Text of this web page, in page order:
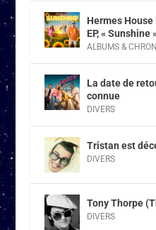
Hermes House
EP, « Sunshine
ALBUMS &
La date de
connue
DIVERS
Tristan est
DIVERS
Tony Thorpe
DIVERS